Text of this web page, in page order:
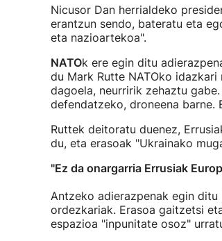
Nicusor Dan herrialdeko
erantzun sendo, bateratu eta
eta nazioartekoa".
NATOk ere egin ditu
du Mark Rutte NATOko
dagoela, neurririk zehaztu
defendatzeko, droneena barne.
Ruttek deitoratu duenez,
du, eta erasoak "Ukrainako
"Ez da onargarria Errusiak
Antzeko adierazpenak egin ditu
ordezkariak. Erasoa gaitzetsi
espazioa "inpunitate osoz"